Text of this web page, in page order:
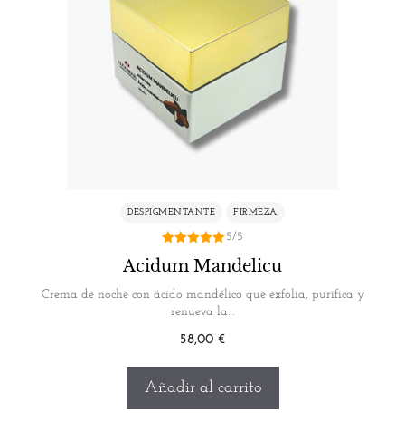
DESPIGMENTANTE FIRMEZA
de 5
5/5
Acidum Mandelicu
Crema de noche con ácido mandélico que exfolia, purifica y
renueva la…
58,00 €
Añadir al carrito